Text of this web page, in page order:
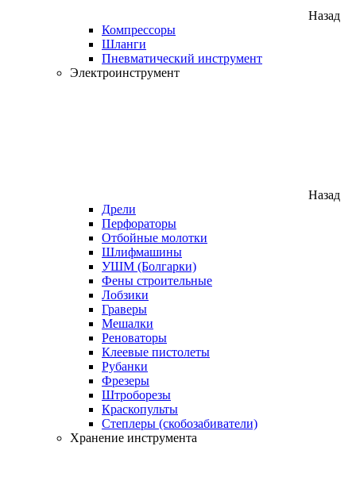
Назад
Компрессоры
Шланги
Пневматический инструмент
Электроинструмент
Назад
Дрели
Перфораторы
Отбойные молотки
Шлифмашины
УШМ (Болгарки)
Фены строительные
Лобзики
Граверы
Мешалки
Реноваторы
Клеевые пистолеты
Рубанки
Фрезеры
Штроборезы
Краскопульты
Степлеры (скобозабиватели)
Хранение инструмента